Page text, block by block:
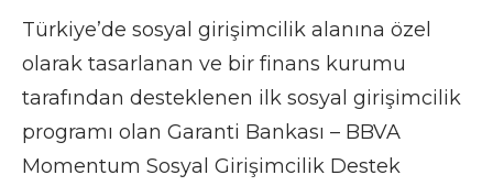
Türkiye’de sosyal girişimcilik alanına özel
olarak tasarlanan ve bir finans kurumu
tarafından desteklenen ilk sosyal girişimcilik
programı olan Garanti Bankası – BBVA
Momentum Sosyal Girişimcilik Destek